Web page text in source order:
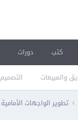
والمبيعات التصميم
كتب دورات
تطوير الواجهات الأمامية